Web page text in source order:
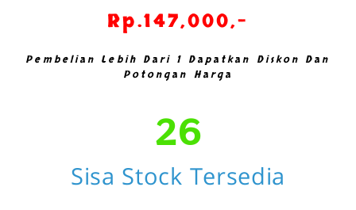
Rp.147,000,-
Pembelian Lebih Dari 1 Dapatkan Diskon Dan
Potongan Harga
Sisa Stock Tersedia
27